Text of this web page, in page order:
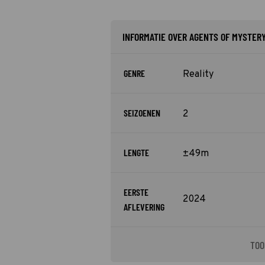
INFORMATIE OVER AGENTS OF
GENRE Reality
SEIZOENEN 2
LENGTE ±49m
EERSTE
AFLEVERING
2024